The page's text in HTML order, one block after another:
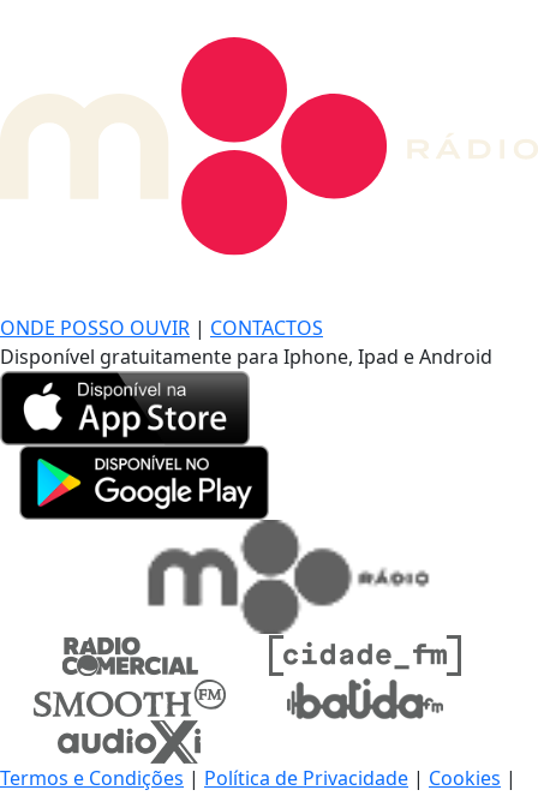
ONDE POSSO OUVIR | CONTACTOS
Disponível gratuitamente para Iphone, Ipad e Android
Termos e Condições | Política de Privacidade | Cookies |